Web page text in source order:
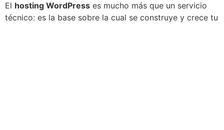
El hosting WordPress es mucho más que un servicio
técnico: es la base sobre la cual se construye y crece tu